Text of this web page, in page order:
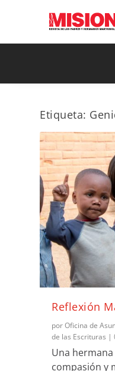
Etiqueta:
Reflexión
porOficina de
de las Escrituras |
Una
compasión y